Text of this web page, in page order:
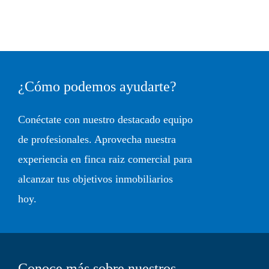
¿Cómo podemos ayudarte?
Conéctate con nuestro destacado equipo
de profesionales. Aprovecha nuestra
experiencia en finca raiz comercial para
alcanzar tus objetivos inmobiliarios
hoy.